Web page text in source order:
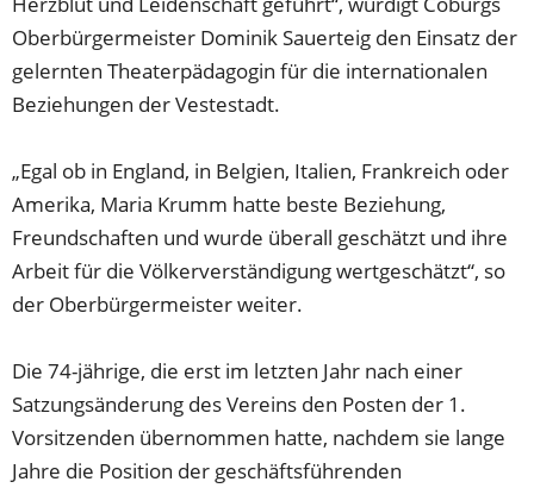
Oberbürgermeister Dominik Sauerteig den Einsatz der
gelernten Theaterpädagogin für die internationalen
Beziehungen der Vestestadt.
„Egal ob in England, in Belgien, Italien, Frankreich oder
Amerika, Maria Krumm hatte beste Beziehung,
Freundschaften und wurde überall geschätzt und ihre
Arbeit für die Völkerverständigung wertgeschätzt“, so
der Oberbürgermeister weiter.
Die 74-jährige, die erst im letzten Jahr nach einer
Satzungsänderung des Vereins den Posten der 1.
Vorsitzenden übernommen hatte, nachdem sie lange
Jahre die Position der geschäftsführenden